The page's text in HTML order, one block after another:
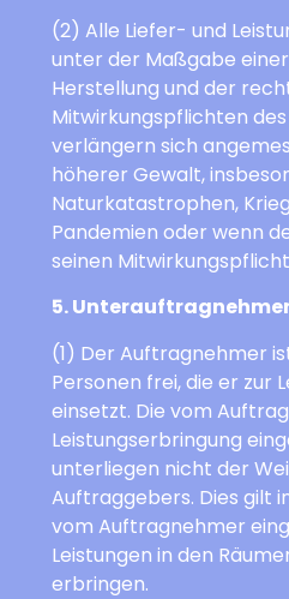
(2) Alle Liefer- und
unter der Maßgabe
Herstellung und der
Mitwirkungspflichten
verlängern sich
höherer Gewalt,
Naturkatastrophen,
Pandemien oder wenn
seinen
5.
(1) Der Auftragnehmer
Personen frei, die er zur
einsetzt. Die vom
Leistungserbringung
unterliegen nicht der
Auftraggebers. Dies gilt
vom Auftragnehmer
Leistungen in den
erbringen.